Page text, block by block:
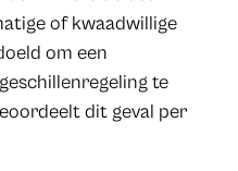
of kwaadwillige
om een
te
dit geval per